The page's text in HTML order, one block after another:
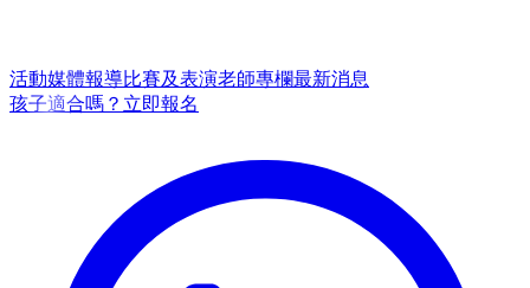
活動媒體報導比賽及表演老師專欄最新消息
孩子適合嗎？ 立即報名